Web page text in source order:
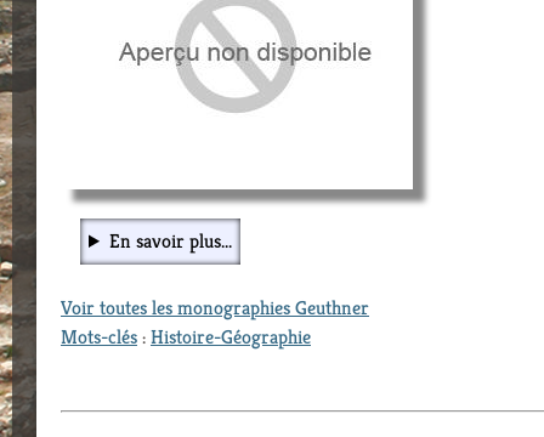
En savoir plus...
Voir toutes les monographies Geuthner
Mots-clés:Histoire-Géographie